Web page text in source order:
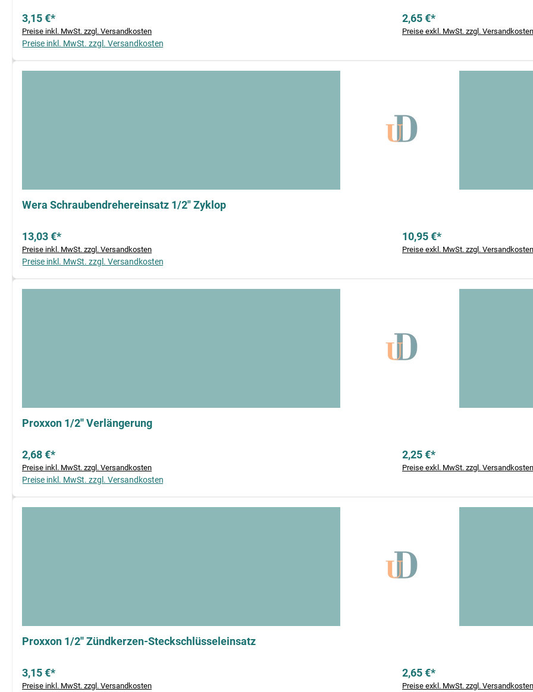
3,15 €*
Preise inkl. MwSt. zzgl. Versandkosten
2,65 €*
Preise exkl. MwSt. zzgl. Versandkosten
Preise inkl. MwSt. zzgl. Versandkosten
Wera Schraubendrehereinsatz 1/2" Zyklop
13,03 €*
Preise inkl. MwSt. zzgl. Versandkosten
10,95 €*
Preise exkl. MwSt. zzgl. Versandkosten
Preise inkl. MwSt. zzgl. Versandkosten
Proxxon 1/2'' Verlängerung
2,68 €*
Preise inkl. MwSt. zzgl. Versandkosten
2,25 €*
Preise exkl. MwSt. zzgl. Versandkosten
Preise inkl. MwSt. zzgl. Versandkosten
Proxxon 1/2'' Zündkerzen-Steckschlüsseleinsatz
3,15 €*
Preise inkl. MwSt. zzgl. Versandkosten
2,65 €*
Preise exkl. MwSt. zzgl. Versandkosten